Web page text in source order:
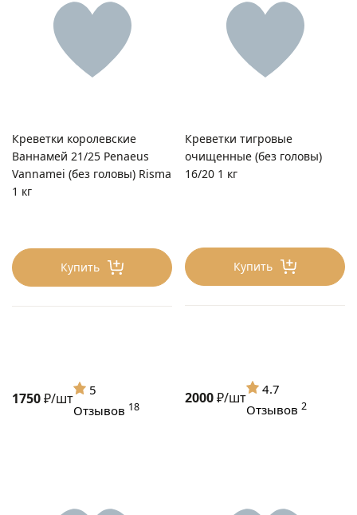
Купить
1750₽/шт
Креветки королевские
Ваннамей 21/25 Penaeus
Vannamei (без головы) Risma
1 кг
5
Отзывов 18
Купить
2000₽/шт
Креветки тигровые
очищенные (без головы)
16/20 1 кг
4.7
Отзывов2